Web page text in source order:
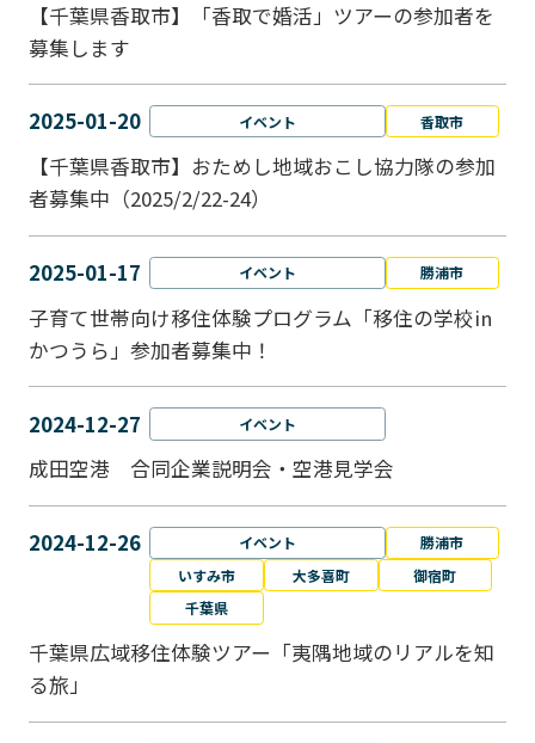
【千葉県香取市】「香取で婚活」ツアーの参加者を
募集します
2025-01-20 イベント 香取市
【千葉県香取市】おためし地域おこし協力隊の参加
者募集中（2025/2/22-24）
2025-01-17 イベント 勝浦市
子育て世帯向け移住体験プログラム「移住の学校in
かつうら」参加者募集中！
2024-12-27 イベント
成田空港 合同企業説明会・空港見学会
2024-12-26 イベント
勝浦市
いすみ市
大多喜町
御宿町
千葉県
千葉県広域移住体験ツアー「夷隅地域のリアルを知
る旅」